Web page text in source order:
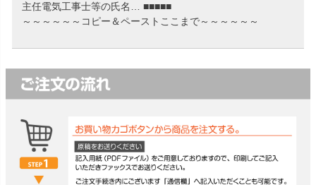
主任電気工事士等の氏名… ■■■■■
～～～～～～コピー＆ペーストここまで～～～～～～